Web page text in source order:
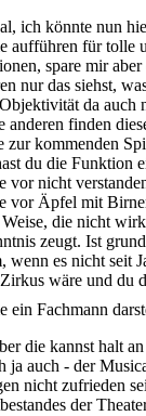
ich könnte nun
aufführen für tolle
spare mir
nur das siehst,
da auch
anderen finden
zur kommenden
du die Funktion
vor nicht
vor Äpfel mit
die nicht
zeugt. Ist
wenn es nicht seit
wäre und du
ein Fachmann
die kannst halt
ja auch - der
nicht zufrieden
der